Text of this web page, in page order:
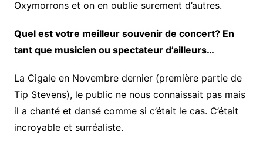
Oxymorrons et on en oublie surement d’autres.
Quel est votre meilleur souvenir de concert? En
tant que musicien ou spectateur d’ailleurs…
La Cigale en Novembre dernier (première partie de
Tip Stevens), le public ne nous connaissait pas mais
il a chanté et dansé comme si c’était le cas. C’était
incroyable et surréaliste.